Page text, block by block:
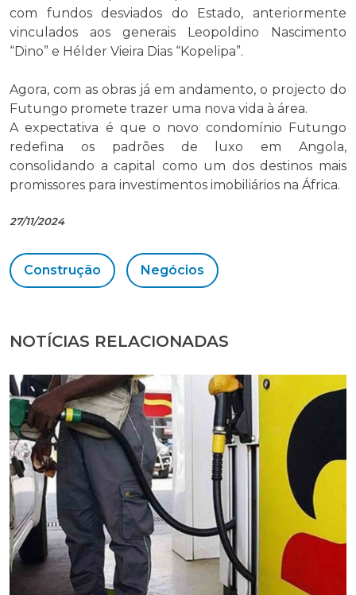
com fundos desviados do Estado, anteriormente
vinculados aos generais Leopoldino Nascimento
“Dino” e Hélder Vieira Dias “Kopelipa”.
Agora, com as obras já em andamento, o projecto do
Futungo promete trazer uma nova vida à área.
A expectativa é que o novo condomínio Futungo
redefina os padrões de luxo em Angola,
consolidando a capital como um dos destinos mais
promissores para investimentos imobiliários na África.
27/11/2024
Construção Negócios
NOTÍCIAS RELACIONADAS